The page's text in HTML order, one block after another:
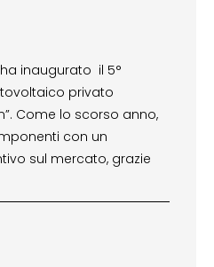
inaugurato il 5°
privato
Come lo scorso anno,
con un
sul mercato, grazie